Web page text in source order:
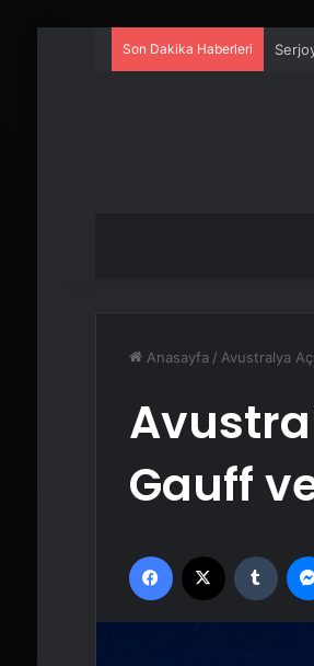
Son Dakika Haberleri
Anasayfa / Avustralya
Gauff
Facebook